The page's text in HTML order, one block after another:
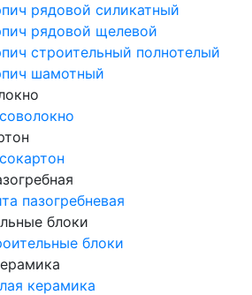
рядовой силикатный
рядовой щелевой
строительный полнотелый
шамотный
пазогребневая
блоки
блоки
керамика